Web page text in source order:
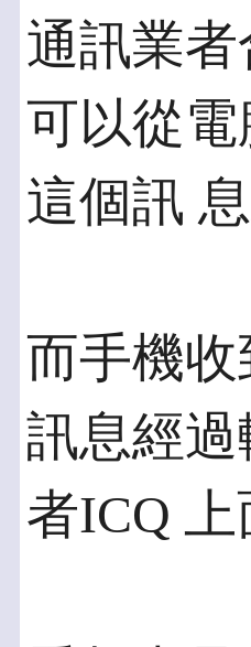
通訊業
可以從
這個訊
而手機
訊息經
者ICQ 上